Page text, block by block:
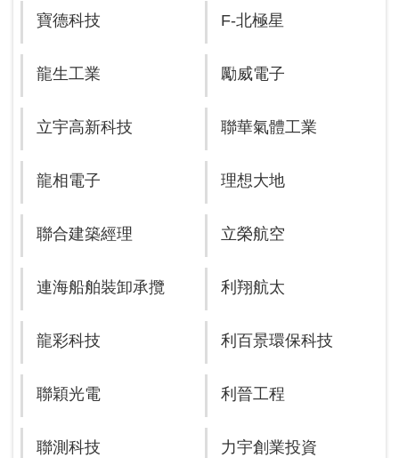
寶德科技 F-北極星
龍生工業 勵威電子
立宇高新科技 聯華氣體工業
龍相電子 理想大地
聯合建築經理 立榮航空
連海船舶裝卸承攬 利翔航太
龍彩科技 利百景環保科技
聯穎光電 利晉工程
聯測科技 力宇創業投資